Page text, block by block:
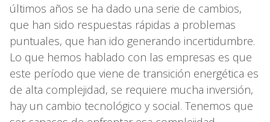
últimos años se ha dado una serie de cambios,
que han sido respuestas rápidas a problemas
puntuales, que han ido generando incertidumbre.
Lo que hemos hablado con las empresas es que
este período que viene de transición energética es
de alta complejidad, se requiere mucha inversión,
hay un cambio tecnológico y social. Tenemos que